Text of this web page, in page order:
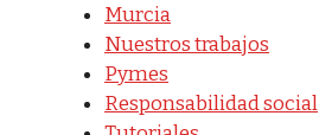
Murcia
Nuestros trabajos
Pymes
Responsabilidad social